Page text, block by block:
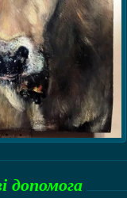
допомога